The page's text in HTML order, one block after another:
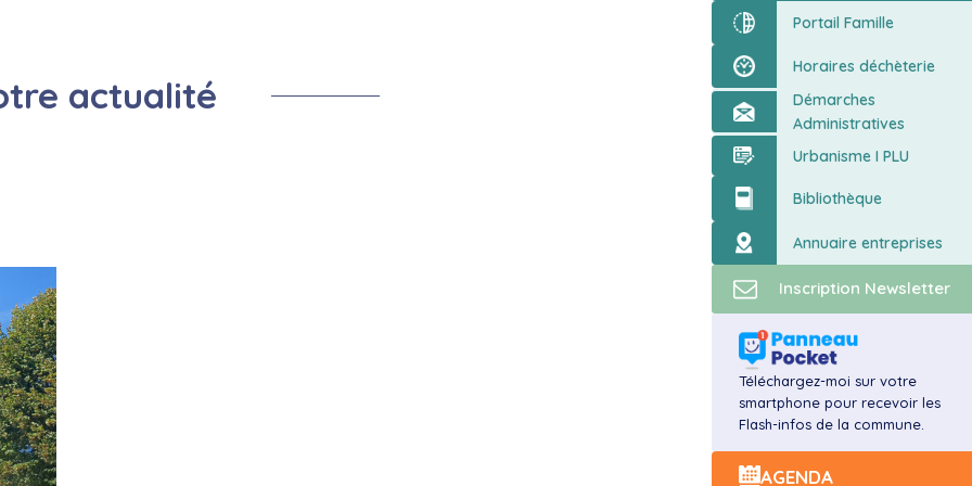
Portail Famille
Horaires déchèterie
Démarches
Administratives
Urbanisme I PLU
Bibliothèque
Annuaire entreprises
Inscription Newsletter
Téléchargez-moi sur votre
smartphone pour recevoir les
Flash-infos de la commune.
AGENDA
actualité